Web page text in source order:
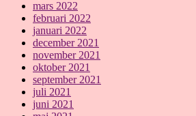
mars 2022
februari 2022
januari 2022
december 2021
november 2021
oktober 2021
september 2021
juli 2021
juni 2021